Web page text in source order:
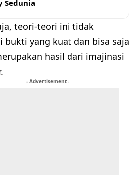
Sedunia
teori-teori ini tidak
bukti yang kuat dan bisa saja
hasil dari imajinasi
- Advertisement -